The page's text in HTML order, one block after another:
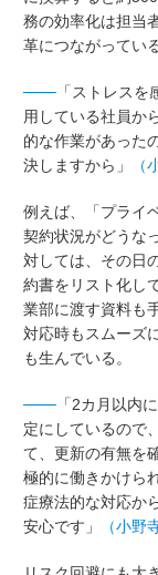
務の効率化は担当
革につながってい
─── 「ストレス
用している社員か
的な作業があった
決しますから」
（
例えば、「プライ
契約状況がどうな
対しては、その日
約書をリスト化し
業部に渡す資料も
対応時もスムーズ
も生んでいる。
─── 「2カ月以内
定にしているので
て、更新の有無を
極的に働きかけら
症療法的な対応か
安心です」
（小野